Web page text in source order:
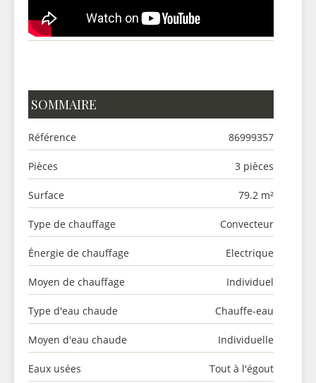
SOMMAIRE
Référence 86999357
Pièces 3 pièces
Surface 79.2 m²
Type de chauffage Convecteur
Énergie de chauffage Electrique
Moyen de chauffage Individuel
Type d'eau chaude Chauffe-eau
Moyen d'eau chaude Individuelle
Eaux usées Tout à l'égout